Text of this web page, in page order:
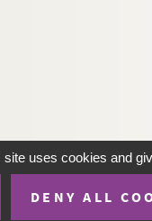
site uses cookies and
DENY ALL